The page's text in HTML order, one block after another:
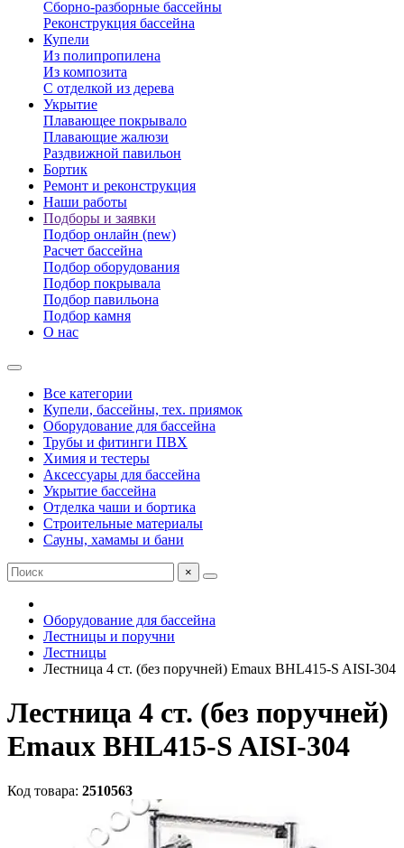
Сборно-разборные бассейны
Реконструкция бассейна
Купели
Из полипропилена
Из композита
С отделкой из дерева
Укрытие
Плавающее покрывало
Плавающие жалюзи
Раздвижной павильон
Бортик
Ремонт и реконструкция
Наши работы
Подборы и заявки
Подбор онлайн (new)
Расчет бассейна
Подбор оборудования
Подбор покрывала
Подбор павильона
Подбор камня
О нас
Все категории
Купели, бассейны, тех. приямок
Оборудование для бассейна
Трубы и фитинги ПВХ
Химия и тестеры
Аксессуары для бассейна
Укрытие бассейна
Отделка чаши и бортика
Строительные материалы
Сауны, хамамы и бани
×
Оборудование для бассейна
Лестницы и поручни
Лестницы
Лестница 4 ст. (без поручней) Emaux BHL415-S AISI-304
Лестница 4 ст. (без поручней)
Emaux BHL415-S AISI-304
Код товара: 2510563